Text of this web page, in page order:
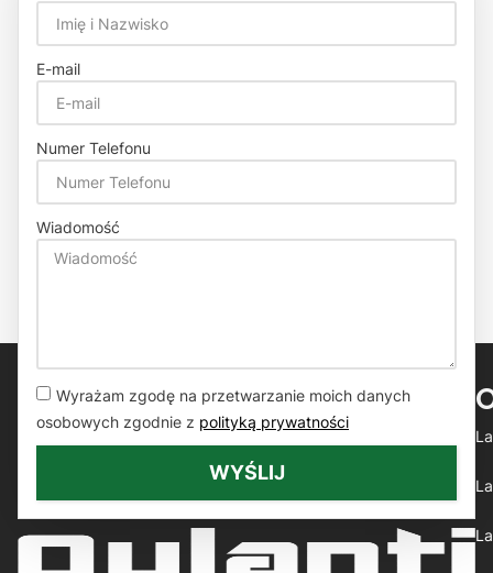
E-mail
Numer Telefonu
Wiadomość
Wyrażam zgodę na przetwarzanie moich danych
osobowych zgodnie z polityką prywatności
WYŚLIJ